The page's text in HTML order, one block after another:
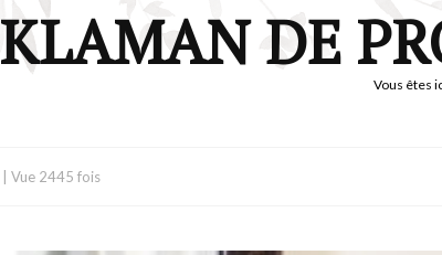
KLAMAN DE
Vous êtes
Vue 2445 fois